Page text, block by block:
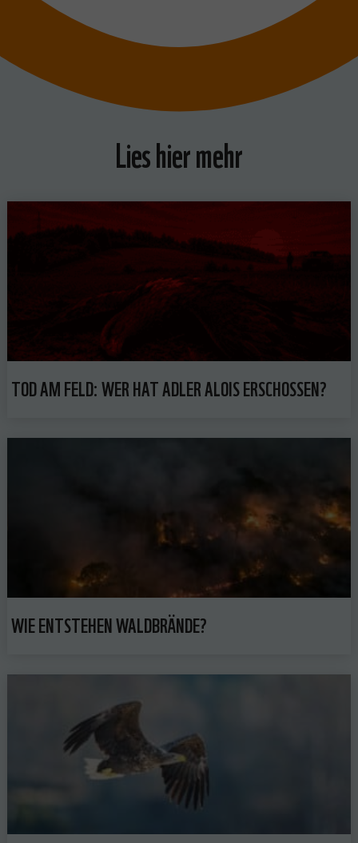
Lies hier mehr
TOD AM FELD: WER HAT ADLER ALOIS ERSCHOSSEN?
WIE ENTSTEHEN WALDBRÄNDE?